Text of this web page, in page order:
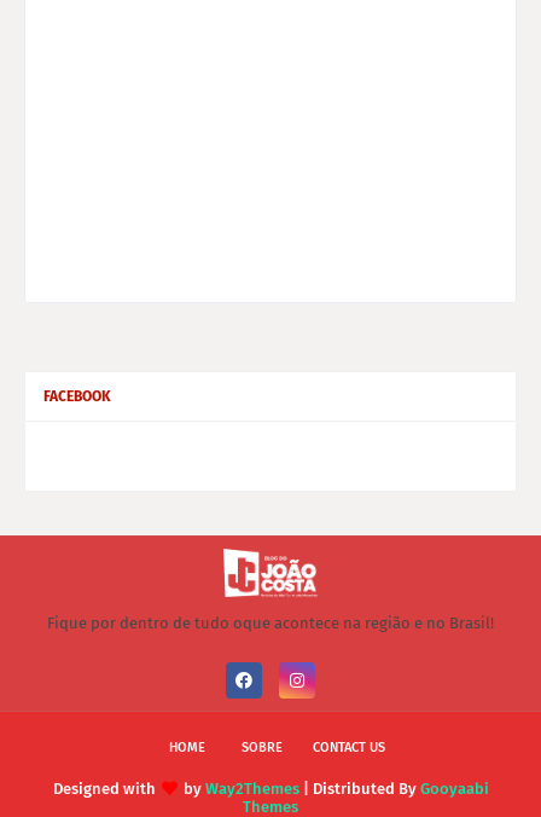
FACEBOOK
Fique por dentro de tudo oque acontece na região e no Brasil!
HOME SOBRE CONTACT US
Designed with by Way2Themes| Distributed By Gooyaabi
Themes